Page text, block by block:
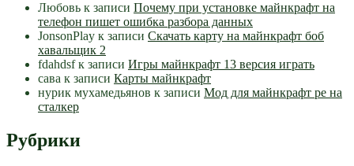
Любовь к записи Почему при установке майнкрафт на
телефон пишет ошибка разбора данных
JonsonPlay к записи Скачать карту на майнкрафт боб
хавальщик 2
fdahdsfк записи Игры майнкрафт 13 версия играть
сава к записи Карты майнкрафт
нурик мухамедьянов к записи Мод для майнкрафт pe на
сталкер
Рубрики